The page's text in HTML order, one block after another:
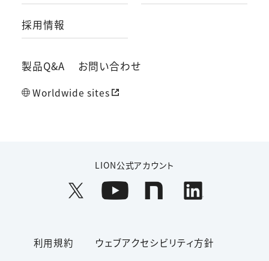
採用情報
製品Q&A お問い合わせ
Worldwide sites
LION公式アカウント
利用規約 ウェブアクセシビリティ方針